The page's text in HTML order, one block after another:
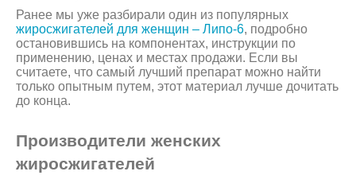
Ранее мы уже разбирали один из популярных
жиросжигателей для женщин – Липо-6, подробно
остановившись на компонентах, инструкции по
применению, ценах и местах продажи. Если вы
считаете, что самый лучший препарат можно найти
только опытным путем, этот материал лучше дочитать
до конца.
Производители женских
жиросжигателей